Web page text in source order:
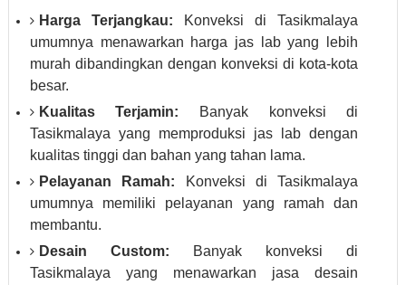
Harga Terjangkau: Konveksi di Tasikmalaya
umumnya menawarkan harga jas lab yang lebih
murah dibandingkan dengan konveksi di kota-kota
besar.
Kualitas Terjamin: Banyak konveksi di
Tasikmalaya yang memproduksi jas lab dengan
kualitas tinggi dan bahan yang tahan lama.
Pelayanan Ramah: Konveksi di Tasikmalaya
umumnya memiliki pelayanan yang ramah dan
membantu.
Desain Custom: Banyak konveksi di
Tasikmalaya yang menawarkan jasa desain